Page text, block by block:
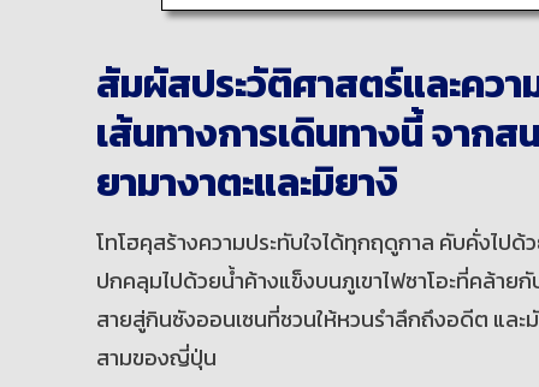
สัมผัสประวัติศาสตร์และคว
เส้นทางการเดินทางนี้ จาก
ยามางาตะและมิยางิ
โทโฮคุสร้างความประทับใจได้ทุกฤดูกาล คับคั่งไป
ปกคลุมไปด้วยน้ำค้างแข็งบนภูเขาไฟซาโอะที่คล้า
สายสู่กินซังออนเซนที่ชวนให้หวนรำลึกถึงอดีต แล
สามของญี่ปุ่น